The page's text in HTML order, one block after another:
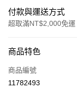
付款與運送方式
超取滿NT$2,000免運
信用卡一次付款
超商取貨付款
商品特色
商品編號
11782493